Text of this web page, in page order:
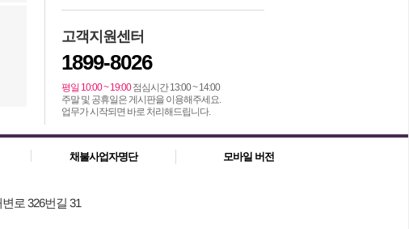
고객지원센터
1899-8026
평일 10:00 ~ 19:00점심시간 13:00 ~ 14:00
주말 및 공휴일은 게시판을 이용해주세요.
업무가 시작되면 바로 처리해드립니다.
채불사업자명단 모바일 버전
로 326번길 31